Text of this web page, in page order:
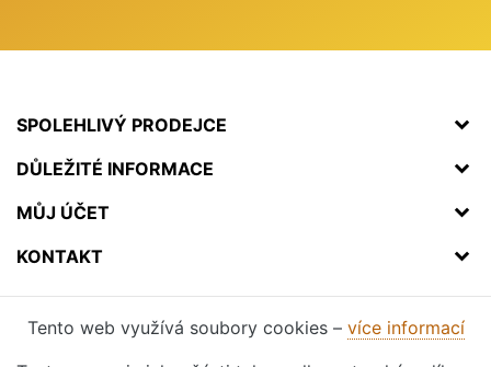
SPOLEHLIVÝ PRODEJCE
DŮLEŽITÉ INFORMACE
MŮJ ÚČET
KONTAKT
Tento web využívá soubory cookies – více informací